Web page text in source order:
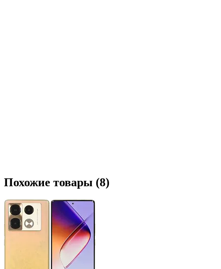
Похожие товары (8)